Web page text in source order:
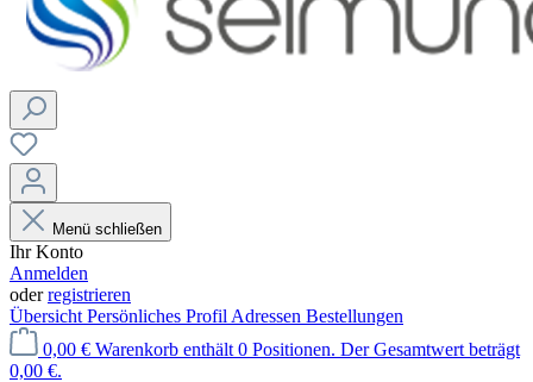
Menü schließen
Ihr Konto
Anmelden
oderregistrieren
Übersicht Persönliches Profil Adressen Bestellungen
0,00 € Warenkorb enthält 0 Positionen. Der Gesamtwert beträgt
0,00 €.